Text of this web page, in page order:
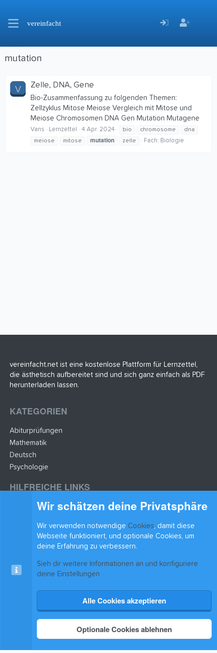
vereinfacht
mutation
V Zelle, DNA, Gene
Bio-Zusammenfassung zu folgenden Themen:
Zellzyklus Mitose Meiose Vergleich mit Mitose und
Meiose Chromosomen DNA Gen Mutation Mutagene
Vans Lernzettel 4 Apr. 2024 bio chromosome
dna
meiose
mitose mutation zelle Fach: Biologie
vereinfacht.net ist eine kostenlose Plattform für Lernzettel,
die ästhetisch aufbereitet sind und sich ganz einfach als PDF
herunterladen lassen.
KATEGORIEN
Abiturprüfungen
Mathematik
Deutsch
Psychologie
HILFREICHE LINKS
Lernzettel hochladen
BLEIB AUF DEM LAUFENDEN
Nutzungsbedingungen
Datenschutz
Hilfe & Support
Start
Community platform by XenForo
Theming with
Wir schätzen deine Privatsphäre
Wir verwenden notwendige Cookies, damit diese
Webseite funktioniert, und optionale Cookies, um
deine Erfahrung zu verbessern.
Sieh dir weitere Informationen an und konfiguriere
deine Einstellungen
Alle Cookies akzeptieren
Optionale Cookies ablehnen